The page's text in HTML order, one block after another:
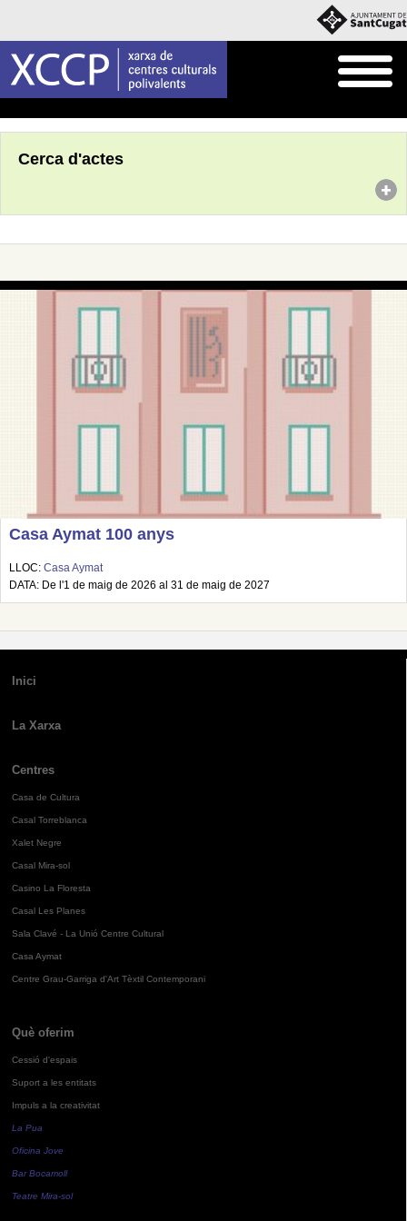
Cerca d'actes
Casa Aymat 100 anys
LLOC: Casa Aymat
DATA: De l'1 de maig de 2026 al 31 de maig de 2027
Inici
La Xarxa
Centres
Casa de Cultura
Casal Torreblanca
Xalet Negre
Casal Mira-sol
Casino La Floresta
Casal Les Planes
Sala Clavé - La Unió Centre Cultural
Casa Aymat
Centre Grau-Garriga d'Art Tèxtil Contemporani
Què oferim
Cessió d'espais
Suport a les entitats
Impuls a la creativitat
La Pua
Oficina Jove
Bar Bocamoll
Teatre Mira-sol